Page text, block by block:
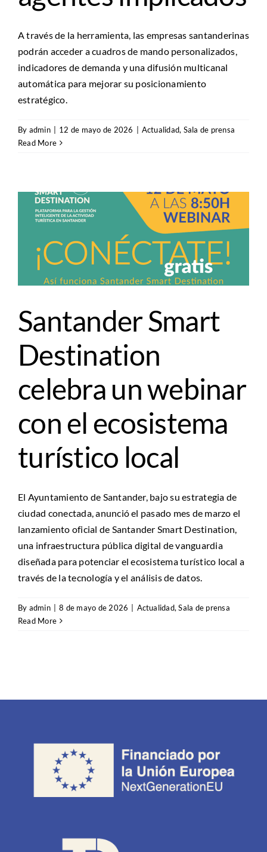
A través de la herramienta, las empresas santanderinas
podrán acceder a cuadros de mando personalizados,
indicadores de demanda y una difusión multicanal
automática para mejorar su posicionamiento
estratégico.
By admin | 12 de mayo de 2026 | Actualidad, Sala de prensa
Read More
Santander Smart
Destination
celebra un webinar
con el ecosistema
turístico local
El Ayuntamiento de Santander, bajo su estrategia de
ciudad conectada, anunció el pasado mes de marzo el
lanzamiento oficial de Santander Smart Destination,
una infraestructura pública digital de vanguardia
diseñada para potenciar el ecosistema turístico local a
través de la tecnología y el análisis de datos.
By admin 8 de mayo de 2026 Actualidad,Sala de prensa
Read More